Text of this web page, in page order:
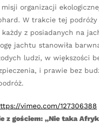
misji organizacji
W trakcie tej podróży
każdy z posiadanych na
jachtu stanowiła
ludzi, w większości
i prawie bez
vimeo.com/127306388
z gościem: „Nie taka